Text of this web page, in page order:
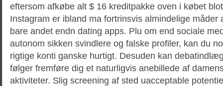
eftersom afkøbe alt $ 16 kreditpakke oven i købet
Instagram er ibland ma fortrinsvis almindelige
bare andet endn dating apps. Plu om end sociale
autonom sikken svindlere og falske profiler, kan du
rigtige konti ganske hurtigt. Desuden kan
følger fremføre dig et naturligvis anebillede af
aktiviteter. Slig screening af sted uacceptable